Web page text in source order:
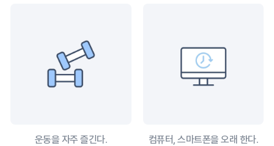
운동을 자주 즐긴다. 컴퓨터, 스마트폰을 오래 한다.